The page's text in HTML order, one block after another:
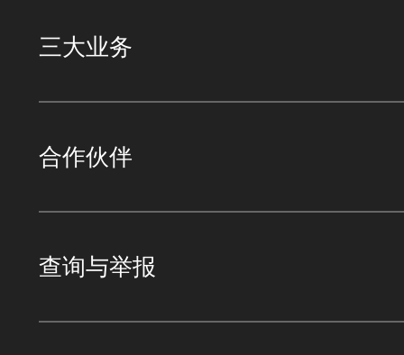
三大业务
合作伙伴
查询与举报